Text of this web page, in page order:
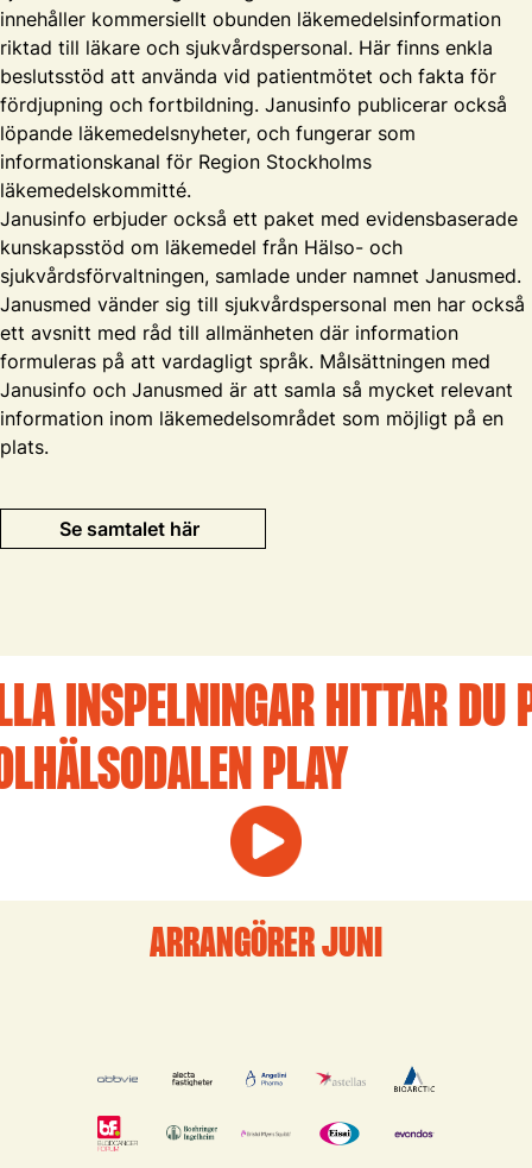
innehåller kommersiellt obunden läkemedelsinformation
riktad till läkare och sjukvårdspersonal. Här finns enkla
beslutsstöd att använda vid patientmötet och fakta för
fördjupning och fortbildning. Janusinfo publicerar också
löpande läkemedelsnyheter, och fungerar som
informationskanal för Region Stockholms
läkemedelskommitté.
Janusinfo erbjuder också ett paket med evidensbaserade
kunskapsstöd om läkemedel från Hälso- och
sjukvårdsförvaltningen, samlade under namnet Janusmed.
Janusmed vänder sig till sjukvårdspersonal men har också
ett avsnitt med råd till allmänheten där information
formuleras på att vardagligt språk. Målsättningen med
Janusinfo och Janusmed är att samla så mycket relevant
information inom läkemedelsområdet som möjligt på en
plats.
Se samtalet här
INSPELNINGAR HITTAR DU
PLAY
ARRANGÖRER JUNI